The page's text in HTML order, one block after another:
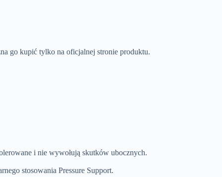
go kupić tylko na oficjalnej stronie produktu.
i nie wywołują skutków ubocznych.
stosowania Pressure Support.